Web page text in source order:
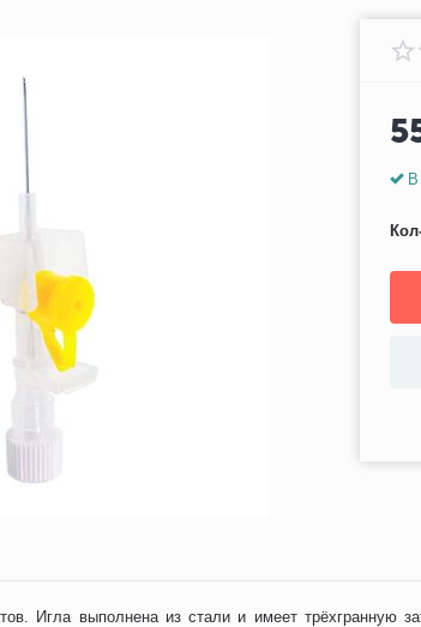
Игла выполнена из стали и имеет трёхгранную